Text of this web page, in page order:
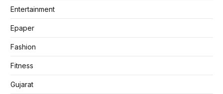
Entertainment
Epaper
Fashion
Fitness
Gujarat